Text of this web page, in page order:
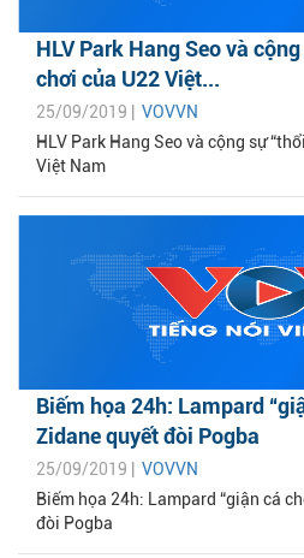
HLV Park Hang Seo và
chơi của U22 Việt...
25/09/2019 | VOVVN
HLV Park Hang Seo và cộng sự
Việt Nam
Biếm họa 24h: Lampard
Zidane quyết đòi Pogba
25/09/2019 | VOVVN
Biếm họa 24h: Lampard “giận cá
đòi Pogba